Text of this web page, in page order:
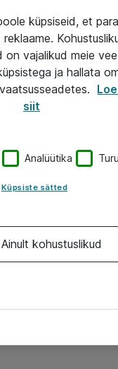
küpsiseid, et
vajalikud meie
ja hallata
siit
Analüütika
Küpsiste sätted
Ainult kohustuslikud